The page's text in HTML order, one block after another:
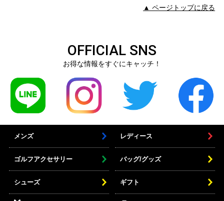
▲ ページトップに戻る
OFFICIAL SNS
お得な情報をすぐにキャッチ！
メンズ レディース
ゴルフアクセサリー バッグ/グッズ
シューズ ギフト